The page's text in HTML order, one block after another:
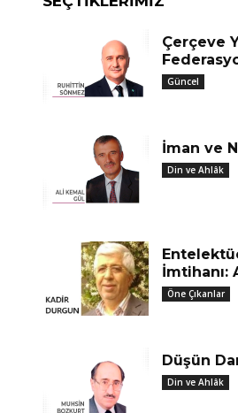
Çerçeve
Güncel
İman ve
Din ve Ahlâk
İmtihanı:
Öne Çıkanlar
Düşün
Din ve Ahlâk